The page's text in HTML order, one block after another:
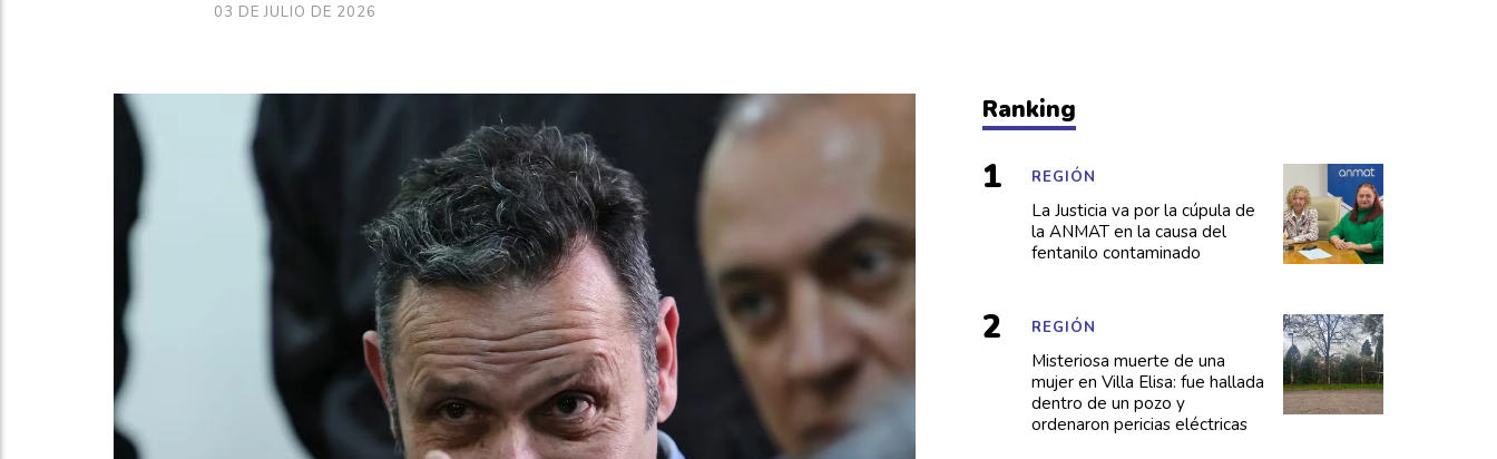
03 DE JULIO DE 2026
Ranking
La Justicia va por la cúpula de
la ANMAT en la causa del
fentanilo contaminado
REGIÓN
Misteriosa muerte de una
mujer en Villa Elisa: fue hallada
dentro de un pozo y
ordenaron pericias eléctricas
REGIÓN